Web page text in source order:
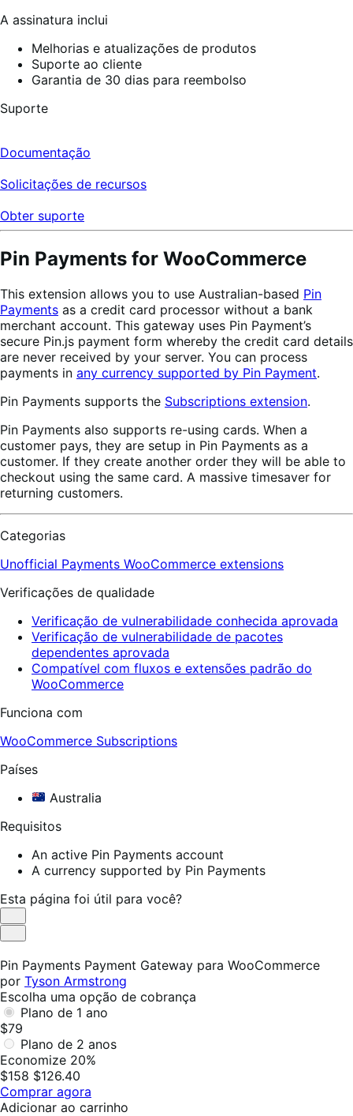
A assinatura inclui
Melhorias e atualizações de produtos
Suporte ao cliente
Garantia de 30 dias para reembolso
Suporte
Documentação
Solicitações de recursos
Obter suporte
Pin Payments for WooCommerce
This extension allows you to use Australian-based Pin
Payments as a credit card processor without a bank
merchant account. This gateway uses Pin Payment’s
secure Pin.js payment form whereby the credit card details
are never received by your server. You can process
payments in any currency supported by Pin Payment.
Pin Payments supports the Subscriptions extension.
Pin Payments also supports re-using cards. When a
customer pays, they are setup in Pin Payments as a
customer. If they create another order they will be able to
checkout using the same card. A massive timesaver for
returning customers.
Categorias
Unofficial Payments WooCommerce extensions
Verificações de qualidade
Verificação de vulnerabilidade conhecida aprovada
Verificação de vulnerabilidade de pacotes
dependentes aprovada
Compatível com fluxos e extensões padrão do
WooCommerce
Funciona com
WooCommerce Subscriptions
Países
Australia
Requisitos
An active Pin Payments account
A currency supported by Pin Payments
Esta página foi útil para você?
Útil
Não
útil
Pin Payments Payment Gateway para WooCommerce
por Tyson Armstrong
Escolha uma opção de cobrança
Plano de 1 ano
$79
Plano de 2 anos
Economize 20%
$158 $126.40
Comprar agora
Adicionar ao carrinho